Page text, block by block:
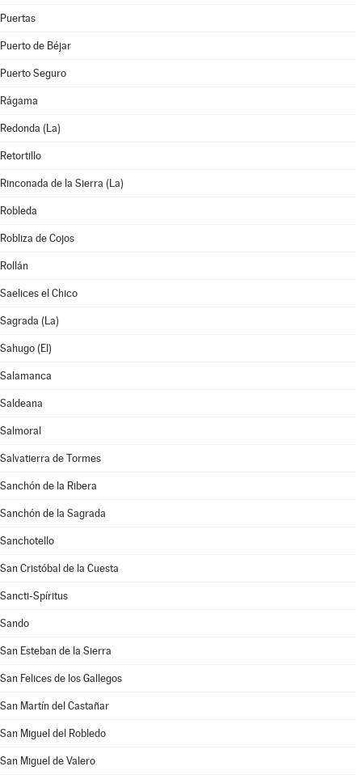
Puertas
Puerto de Béjar
Puerto Seguro
Rágama
Redonda (La)
Retortillo
Rinconada de la Sierra (La)
Robleda
Robliza de Cojos
Rollán
Saelices el Chico
Sagrada (La)
Sahugo (El)
Salamanca
Saldeana
Salmoral
Salvatierra de Tormes
Sanchón de la Ribera
Sanchón de la Sagrada
Sanchotello
San Cristóbal de la Cuesta
Sancti-Spíritus
Sando
San Esteban de la Sierra
San Felices de los Gallegos
San Martín del Castañar
San Miguel del Robledo
San Miguel de Valero